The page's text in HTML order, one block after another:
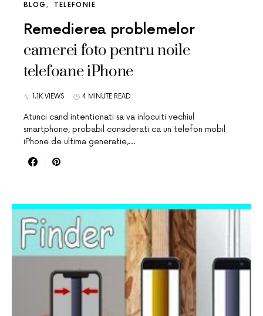
BLOG TELEFONIE
Remedierea problemelor
camerei foto pentru noile
telefoane iPhone
1.1K VIEWS 4 MINUTE READ
Atunci cand intentionati sa va inlocuiti vechiul
smartphone, probabil considerati ca un telefon mobil
iPhone de ultima generatie,…